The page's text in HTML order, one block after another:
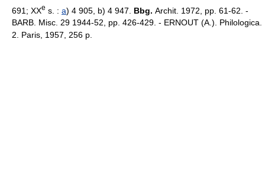
691; XXe s. : a) 4 905, b) 4 947. Bbg. Archit. 1972, pp. 61-62. -
BARB. Misc. 29 1944-52, pp. 426-429. - ERNOUT (A.). Philologica.
2. Paris, 1957, 256 p.